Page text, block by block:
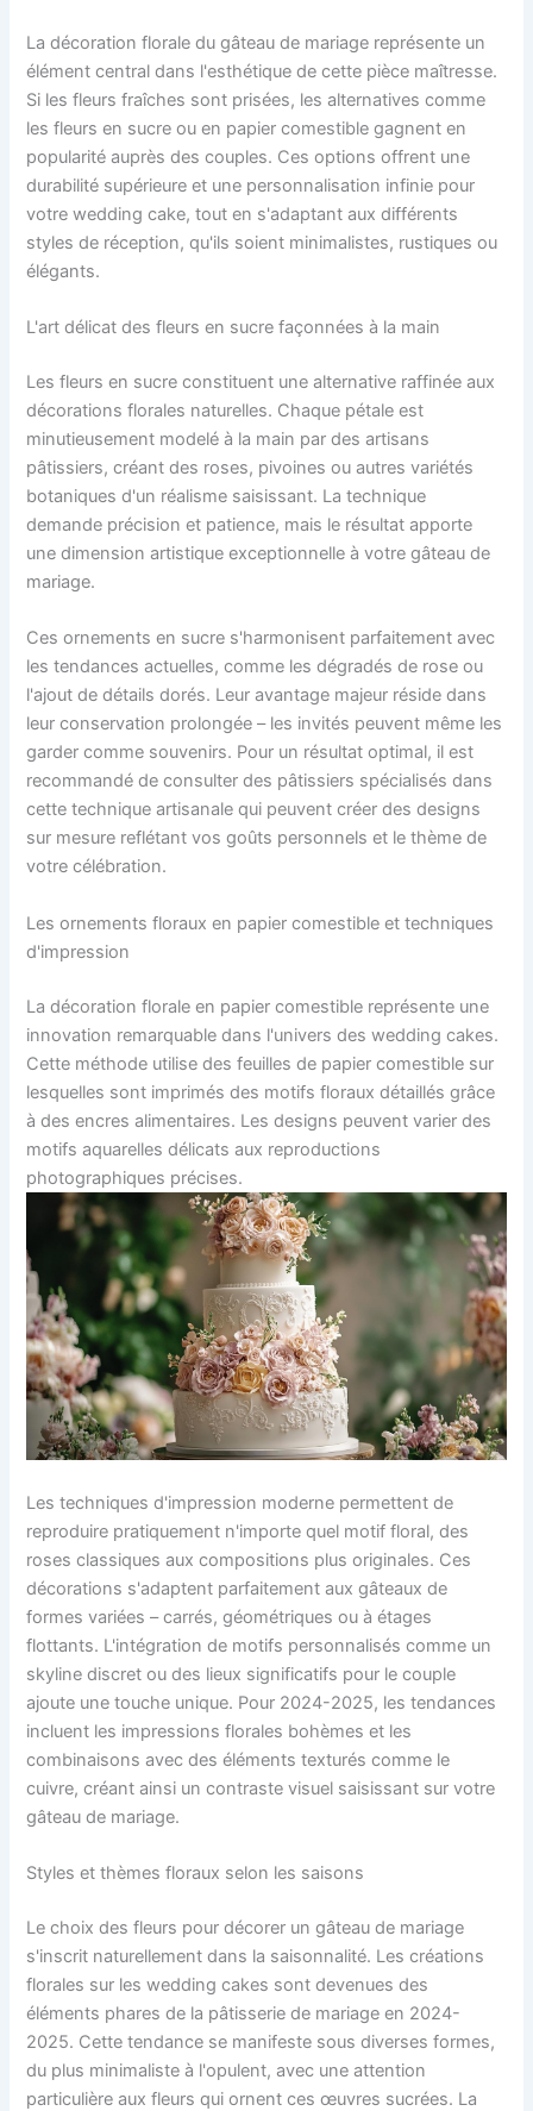
La décoration florale du gâteau de mariage représente un
élément central dans l'esthétique de cette pièce maîtresse.
Si les fleurs fraîches sont prisées, les alternatives comme
les fleurs en sucre ou en papier comestible gagnent en
popularité auprès des couples. Ces options offrent une
durabilité supérieure et une personnalisation infinie pour
votre wedding cake, tout en s'adaptant aux différents
styles de réception, qu'ils soient minimalistes, rustiques ou
élégants.
L'art délicat des fleurs en sucre façonnées à la main
Les fleurs en sucre constituent une alternative raffinée aux
décorations florales naturelles. Chaque pétale est
minutieusement modelé à la main par des artisans
pâtissiers, créant des roses, pivoines ou autres variétés
botaniques d'un réalisme saisissant. La technique
demande précision et patience, mais le résultat apporte
une dimension artistique exceptionnelle à votre gâteau de
mariage.
Ces ornements en sucre s'harmonisent parfaitement avec
les tendances actuelles, comme les dégradés de rose ou
l'ajout de détails dorés. Leur avantage majeur réside dans
leur conservation prolongée – les invités peuvent même les
garder comme souvenirs. Pour un résultat optimal, il est
recommandé de consulter des pâtissiers spécialisés dans
cette technique artisanale qui peuvent créer des designs
sur mesure reflétant vos goûts personnels et le thème de
votre célébration.
Les ornements floraux en papier comestible et techniques
d'impression
La décoration florale en papier comestible représente une
innovation remarquable dans l'univers des wedding cakes.
Cette méthode utilise des feuilles de papier comestible sur
lesquelles sont imprimés des motifs floraux détaillés grâce
à des encres alimentaires. Les designs peuvent varier des
motifs aquarelles délicats aux reproductions
photographiques précises.
Les techniques d'impression moderne permettent de
reproduire pratiquement n'importe quel motif floral, des
roses classiques aux compositions plus originales. Ces
décorations s'adaptent parfaitement aux gâteaux de
formes variées – carrés, géométriques ou à étages
flottants. L'intégration de motifs personnalisés comme un
skyline discret ou des lieux significatifs pour le couple
ajoute une touche unique. Pour 2024-2025, les tendances
incluent les impressions florales bohèmes et les
combinaisons avec des éléments texturés comme le
cuivre, créant ainsi un contraste visuel saisissant sur votre
gâteau de mariage.
Styles et thèmes floraux selon les saisons
Le choix des fleurs pour décorer un gâteau de mariage
s'inscrit naturellement dans la saisonnalité. Les créations
florales sur les wedding cakes sont devenues des
éléments phares de la pâtisserie de mariage en 2024-
2025. Cette tendance se manifeste sous diverses formes,
du plus minimaliste à l'opulent, avec une attention
particulière aux fleurs qui ornent ces œuvres sucrées. La